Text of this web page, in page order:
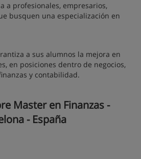
a profesionales, empresarios,
busquen una especialización en
a sus alumnos la mejora en
en posiciones dentro de negocios,
y contabilidad.
Master en Finanzas -
- España